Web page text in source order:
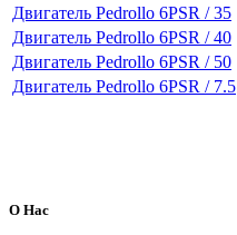
Двигатель Pedrollo 6PSR / 35
Двигатель Pedrollo 6PSR / 40
Двигатель Pedrollo 6PSR / 50
Двигатель Pedrollo 6PSR / 7.5
О Нас